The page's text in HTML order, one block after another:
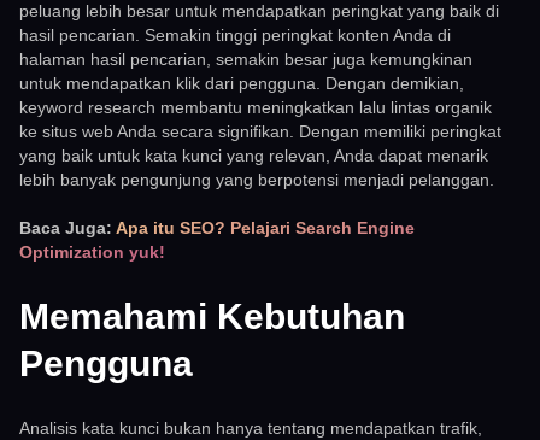
peluang lebih besar untuk mendapatkan peringkat yang baik di
hasil pencarian. Semakin tinggi peringkat konten Anda di
halaman hasil pencarian, semakin besar juga kemungkinan
untuk mendapatkan klik dari pengguna. Dengan demikian,
keyword research membantu meningkatkan lalu lintas organik
ke situs web Anda secara signifikan. Dengan memiliki peringkat
yang baik untuk kata kunci yang relevan, Anda dapat menarik
lebih banyak pengunjung yang berpotensi menjadi pelanggan.
Baca Juga: Apa itu SEO? Pelajari Search Engine
Optimization yuk!
Memahami Kebutuhan
Pengguna
Analisis kata kunci bukan hanya tentang mendapatkan trafik,